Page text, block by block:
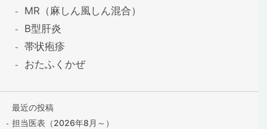
MR（麻しん風しん混合）
B型肝炎
帯状疱疹
おたふくかぜ
最近の投稿
担当医表（2026年8月～）